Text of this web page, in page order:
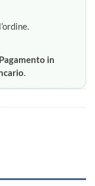
Pagamento in
.